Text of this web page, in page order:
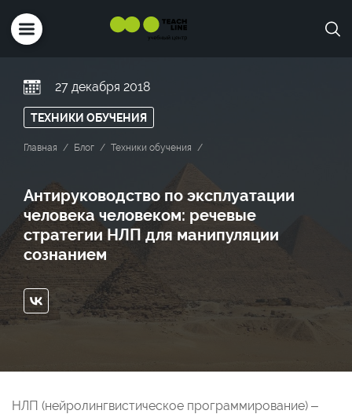
27 декабря 2018
ТЕХНИКИ ОБУЧЕНИЯ
Главная Блог Техники обучения
Антируководство по эксплуатации
человека человеком: речевые
стратегии НЛП для манипуляции
сознанием
НЛП (нейролингвистическое программирование) –